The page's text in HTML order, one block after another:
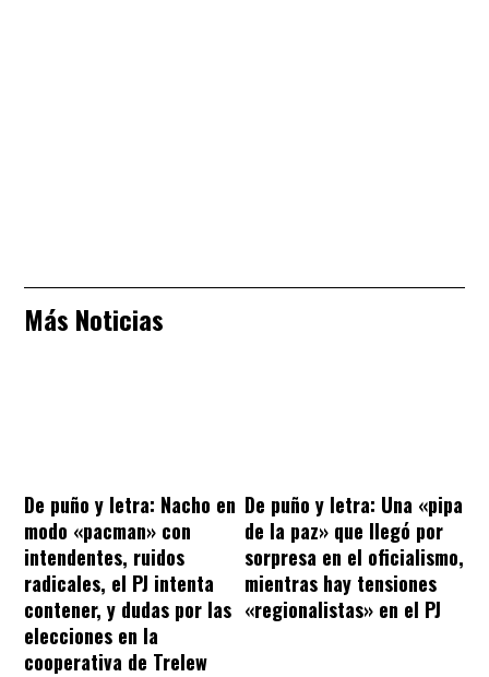
Más Noticias
De puño y letra: Nacho en
modo «pacman» con
intendentes, ruidos
radicales, el PJ intenta
contener, y dudas por las
elecciones en la
cooperativa de Trelew
De puño y letra: Una «pipa
de la paz» que llegó por
sorpresa en el oficialismo,
mientras hay tensiones
«regionalistas» en el PJ